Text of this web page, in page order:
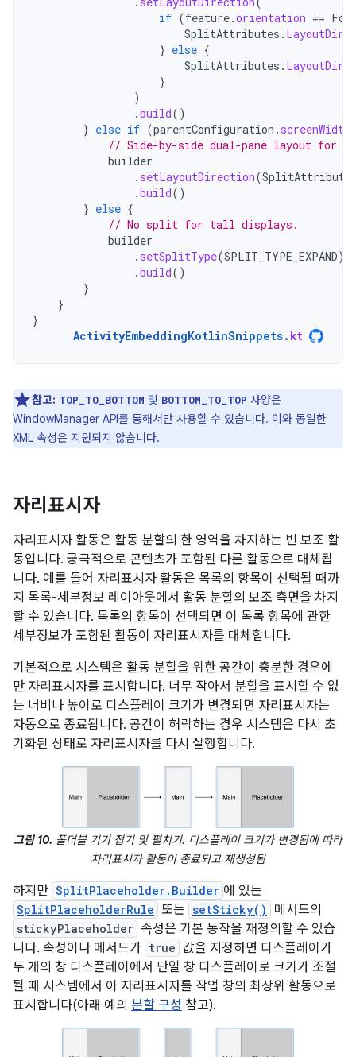
if (feature.orientation ==
SplitAttributes .
} else {
SplitAttributes .
}
)
.build()
} else if (parentConfiguration .
// Side-by-side dual-pane layout for
builder
. setLayoutDirection(
.build()
} else {
// No split for tall displays.
builder
. setSplitType(SPLIT_TYPE_EXPAND)
.build()
}
}
}
ActivityEmbeddingKotlinSnippets. kt
참고: TOP_TO_BOTTOM 및 BOTTOM_TO_TOP 사양은
WindowManager API를 통해서만 사용할 수 있습니다. 이와 동일한
XML 속성은 지원되지 않습니다.
자리표시자
자리표시자 활동은 활동 분할의 한 영역을 차지하는 빈 보조 활
동입니다. 궁극적으로 콘텐츠가 포함된 다른 활동으로 대체됩
니다. 예를 들어 자리표시자 활동은 목록의 항목이 선택될 때까
지 목록-세부정보 레이아웃에서 활동 분할의 보조 측면을 차지
할 수 있습니다. 목록의 항목이 선택되면 이 목록 항목에 관한
세부정보가 포함된 활동이 자리표시자를 대체합니다.
기본적으로 시스템은 활동 분할을 위한 공간이 충분한 경우에
만 자리표시자를 표시합니다. 너무 작아서 분할을 표시할 수 없
는 너비나 높이로 디스플레이 크기가 변경되면 자리표시자는
자동으로 종료됩니다. 공간이 허락하는 경우 시스템은 다시 초
기화된 상태로 자리표시자를 다시 실행합니다.
그림 10. 폴더블 기기 접기 및 펼치기. 디스플레이 크기가 변경됨에 따라
자리표시자 활동이 종료되고 재생성됨
하지만 SplitPlaceholder.Builder 에 있는
SplitPlaceholderRule 또는 setSticky() 메서드의
stickyPlaceholder 속성은 기본 동작을 재정의할 수 있습
니다. 속성이나 메서드가 true 값을 지정하면 디스플레이가
두 개의 창 디스플레이에서 단일 창 디스플레이로 크기가 조절
될 때 시스템에서 이 자리표시자를 작업 창의 최상위 활동으로
표시합니다(아래 예의 분할 구성 참고).